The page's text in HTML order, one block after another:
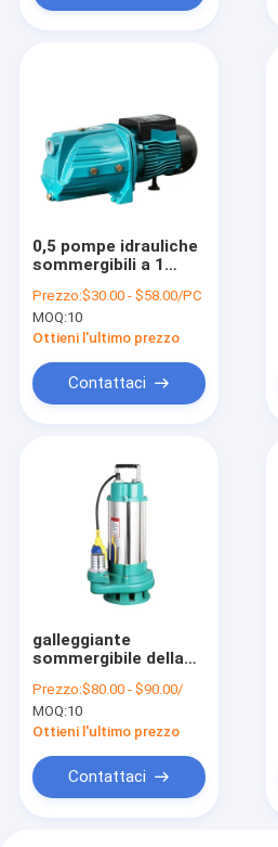
0,5 pompe idrauliche
sommergibili a 1
vapore 1hp 1.5hp Jet
Water Pump Arabia
Saudita
Prezzo:$30.00 - $58.00/PC
MOQ:10
Ottieni l'ultimo prezzo
Contattaci
galleggiante
sommergibile della
25cm delle acque
luride di 110V 127V
290 l/min
Prezzo:$80.00 - $90.00/
MOQ:10
Ottieni l'ultimo prezzo
Contattaci